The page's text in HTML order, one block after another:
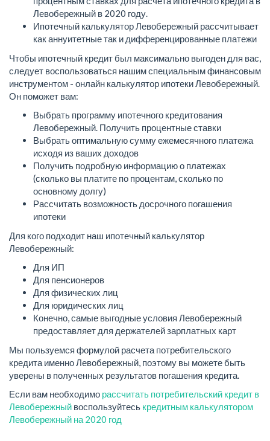
Левобережный в 2020 году.
Ипотечный калькулятор Левобережный рассчитывает
как аннуитетные так и дифференцированные платежи
Чтобы ипотечный кредит был максимально выгоден для вас,
следует воспользоваться нашим специальным финансовым
инструментом - онлайн калькулятор ипотеки Левобережный.
Он поможет вам:
Выбрать программу ипотечного кредитования
Левобережный. Получить процентные ставки
Выбрать оптимальную сумму ежемесячного платежа
исходя из ваших доходов
Получить подробную информацию о платежах
(сколько вы платите по процентам, сколько по
основному долгу)
Рассчитать возможность досрочного погашения
ипотеки
Для кого подходит наш ипотечный калькулятор
Левобережный:
Для ИП
Для пенсионеров
Для физических лиц
Для юридических лиц
Конечно, самые выгодные условия Левобережный
предоставляет для держателей зарплатных карт
Мы пользуемся формулой расчета потребительского
кредита именно Левобережный, поэтому вы можете быть
уверены в полученных результатов погашения кредита.
Если вам необходимо рассчитать потребительский кредит в
Левобережный воспользуйтесь кредитным калькулятором
Левобережный на 2020 год